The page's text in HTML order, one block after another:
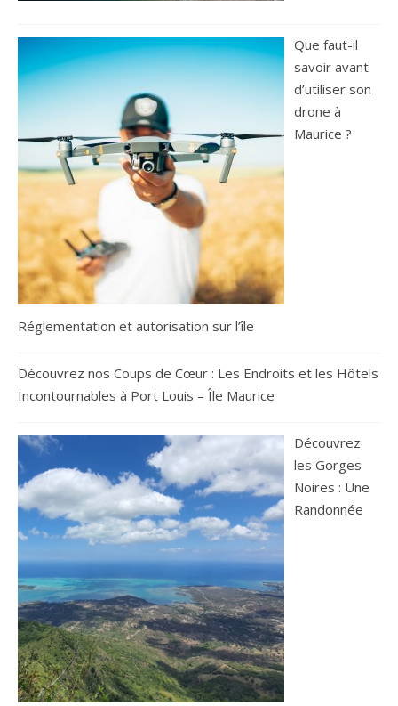
Que faut-il
savoir avant
d’utiliser son
drone à
Maurice ?
Réglementation et autorisation sur l’île
Découvrez nos Coups de Cœur : Les Endroits et les Hôtels
Incontournables à Port Louis – Île Maurice
Découvrez
les Gorges
Noires : Une
Randonnée